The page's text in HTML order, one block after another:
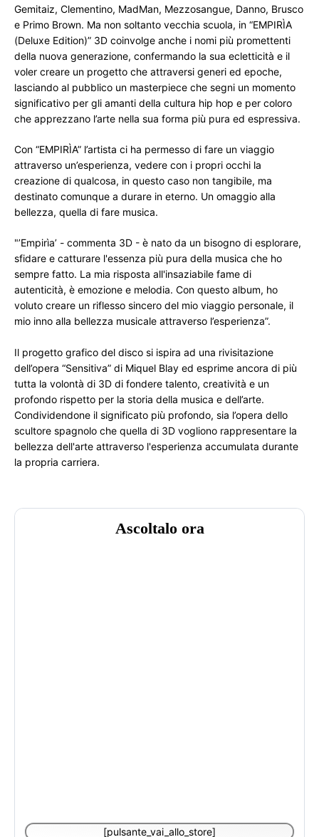
Gemitaiz, Clementino, MadMan, Mezzosangue, Danno, Brusco
e Primo Brown. Ma non soltanto vecchia scuola, in “EMPIRÌA
(Deluxe Edition)” 3D coinvolge anche i nomi più promettenti
della nuova generazione, confermando la sua ecletticità e il
voler creare un progetto che attraversi generi ed epoche,
lasciando al pubblico un masterpiece che segni un momento
significativo per gli amanti della cultura hip hop e per coloro
che apprezzano l’arte nella sua forma più pura ed espressiva.
Con “EMPIRÌA” l’artista ci ha permesso di fare un viaggio
attraverso un’esperienza, vedere con i propri occhi la
creazione di qualcosa, in questo caso non tangibile, ma
destinato comunque a durare in eterno. Un omaggio alla
bellezza, quella di fare musica.
"’Empirìa’ - commenta 3D - è nato da un bisogno di esplorare,
sfidare e catturare l'essenza più pura della musica che ho
sempre fatto. La mia risposta all'insaziabile fame di
autenticità, è emozione e melodia. Con questo album, ho
voluto creare un riflesso sincero del mio viaggio personale, il
mio inno alla bellezza musicale attraverso l’esperienza”.
Il progetto grafico del disco si ispira ad una rivisitazione
dell’opera “Sensitiva” di Miquel Blay ed esprime ancora di più
tutta la volontà di 3D di fondere talento, creatività e un
profondo rispetto per la storia della musica e dell’arte.
Condividendone il significato più profondo, sia l’opera dello
scultore spagnolo che quella di 3D vogliono rappresentare la
bellezza dell'arte attraverso l'esperienza accumulata durante
la propria carriera.
Ascoltalo ora
[pulsante_vai_allo_store]